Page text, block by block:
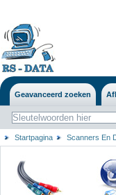
Geavanceerd zoeken
Startpagina Scanners En